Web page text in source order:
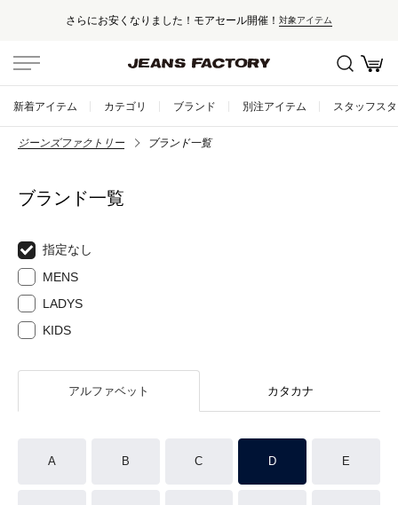
さらにお安くなりました！モアセール開催！ 対象アイテム
新着アイテム カテゴリ ブランド 別注アイテム スタッフス
ジーンズファクトリー ブランド一覧
ブランド一覧
指定なし
MENS
LADYS
KIDS
アルファベット カタカナ
A B C D E